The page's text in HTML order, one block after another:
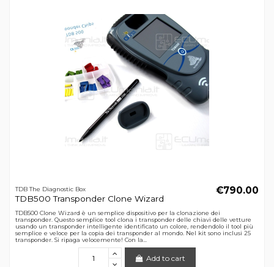
TDB The Diagnostic Box
TDB500 Transponder Clone Wizard
€790.00
TDB500 Clone Wizard è un semplice dispositivo per la clonazione dei
transponder. Questo semplice tool clona i transponder delle chiavi delle vetture
usando un transponder intelligente identificato un colore, rendendolo il tool più
semplice e veloce per la copia dei transponder al mondo. Nel kit sono inclusi 25
transponder. Si ripaga velocemente! Con la...
Add to cart